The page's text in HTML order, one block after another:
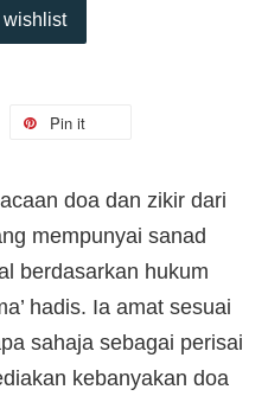
wishlist
Pin it
doa dan zikir dari
mempunyai sanad
berdasarkan hukum
hadis. Ia amat sesuai
sahaja sebagai perisai
kebanyakan doa